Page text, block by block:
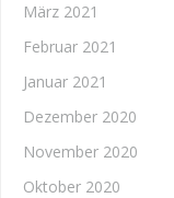
März 2021
Februar 2021
Januar 2021
Dezember 2020
November 2020
Oktober 2020